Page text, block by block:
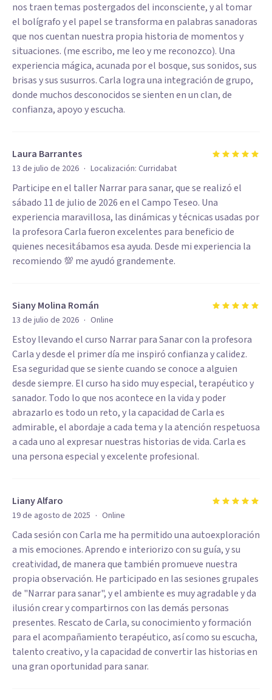
nos traen temas postergados del inconsciente, y al tomar
el bolígrafo y el papel se transforma en palabras sanadoras
que nos cuentan nuestra propia historia de momentos y
situaciones. (me escribo, me leo y me reconozco). Una
experiencia mágica, acunada por el bosque, sus sonidos, sus
brisas y sus susurros. Carla logra una integración de grupo,
donde muchos desconocidos se sienten en un clan, de
confianza, apoyo y escucha.
Laura Barrantes
13 de julio de 2026 · Localización: Curridabat
Participe en el taller Narrar para sanar, que se realizó el
sábado 11 de julio de 2026 en el Campo Teseo. Una
experiencia maravillosa, las dinámicas y técnicas usadas por
la profesora Carla fueron excelentes para beneficio de
quienes necesitábamos esa ayuda. Desde mi experiencia la
recomiendo 💯 me ayudó grandemente.
Siany Molina Román
13 de julio de 2026 · Online
Estoy llevando el curso Narrar para Sanar con la profesora
Carla y desde el primer día me inspiró confianza y calidez.
Esa seguridad que se siente cuando se conoce a alguien
desde siempre. El curso ha sido muy especial, terapéutico y
sanador. Todo lo que nos acontece en la vida y poder
abrazarlo es todo un reto, y la capacidad de Carla es
admirable, el abordaje a cada tema y la atención respetuosa
a cada uno al expresar nuestras historias de vida. Carla es
una persona especial y excelente profesional.
Liany Alfaro
19 de agosto de 2025 · Online
Cada sesión con Carla me ha permitido una autoexploración
a mis emociones. Aprendo e interiorizo con su guía, y su
creatividad, de manera que también promueve nuestra
propia observación. He participado en las sesiones grupales
de "Narrar para sanar", y el ambiente es muy agradable y da
ilusión crear y compartirnos con las demás personas
presentes. Rescato de Carla, su conocimiento y formación
para el acompañamiento terapéutico, así como su escucha,
talento creativo, y la capacidad de convertir las historias en
una gran oportunidad para sanar.